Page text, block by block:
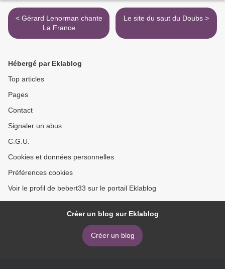
< Gérard Lenorman chante
La France
Le site du saut du Doubs >
Hébergé par Eklablog
Top articles
Pages
Contact
Signaler un abus
C.G.U.
Cookies et données personnelles
Préférences cookies
Voir le profil de bebert33 sur le portail Eklablog
Créer un blog sur Eklablog
Créer un blog